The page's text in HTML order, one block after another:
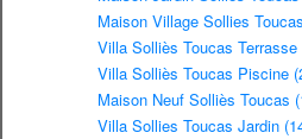
Maison Village Sollies
Villa Solliès Toucas Terrasse
Villa Solliès Toucas Piscine
Maison Neuf Solliès Toucas
Villa Sollies Toucas Jardin